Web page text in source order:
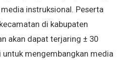
instruksional. Peserta
di kabupaten
akan dapat terjaring ± 30
mengembangkan media